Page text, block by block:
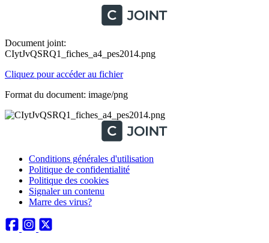
Document joint:
CIytJvQSRQ1_fiches_a4_pes2014.png
Cliquez pour accéder au fichier
Format du document: image/png
Conditions générales d'utilisation
Politique de confidentialité
Politique des cookies
Signaler un contenu
Marre des virus?